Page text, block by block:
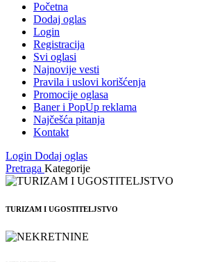
Početna
Dodaj oglas
Login
Registracija
Svi oglasi
Najnovije vesti
Pravila i uslovi korišćenja
Promocije oglasa
Baner i PopUp reklama
Najčešća pitanja
Kontakt
Login Dodaj oglas
Pretraga Kategorije
TURIZAM I UGOSTITELJSTVO